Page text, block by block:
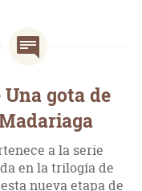
gota de
a la serie
en la trilogía de
nueva etapa de